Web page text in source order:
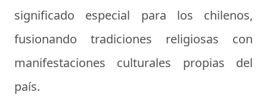
significado especial para los chilenos,
fusionando tradiciones religiosas con
manifestaciones culturales propias del
país.